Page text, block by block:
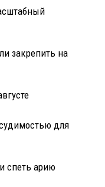
закрепить на
для
спеть арию